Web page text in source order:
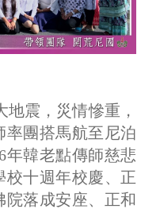
地震，災情慘重，
率團搭馬航至尼泊
年韓老點傳師慈悲
校十週年校慶、正
院落成安座、正和